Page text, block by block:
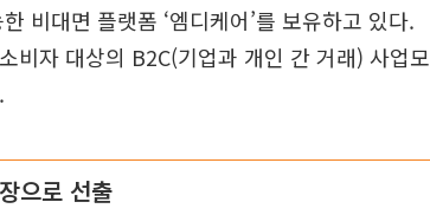
비대면 플랫폼 ‘엠디케어’를 보유하고 있다.
비자 대상의 B2C(기업과 개인 간 거래) 사업모
으로 선출